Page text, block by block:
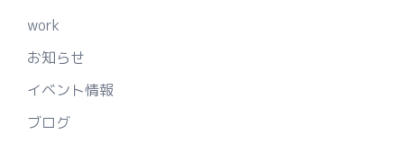
work
お知らせ
イベント情報
ブログ